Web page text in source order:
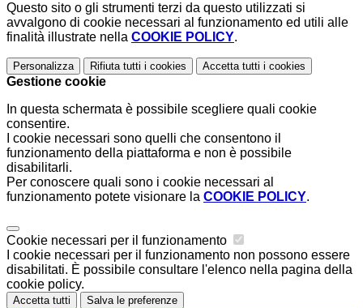
Questo sito o gli strumenti terzi da questo utilizzati si
avvalgono di cookie necessari al funzionamento ed utili alle
finalità illustrate nella COOKIE POLICY.
Personalizza Rifiuta tutti i cookies Accetta tutti i cookies
Gestione cookie
In questa schermata è possibile scegliere quali cookie
consentire.
I cookie necessari sono quelli che consentono il
funzionamento della piattaforma e non è possibile
disabilitarli.
Per conoscere quali sono i cookie necessari al
funzionamento potete visionare la COOKIE POLICY.
Cookie necessari per il funzionamento
I cookie necessari per il funzionamento non possono essere
disabilitati. È possibile consultare l'elenco nella pagina della
cookie policy.
Accetta tutti Salva le preferenze